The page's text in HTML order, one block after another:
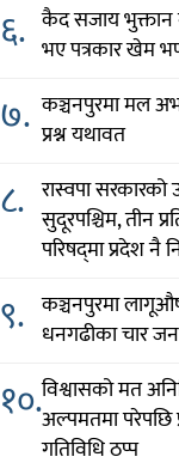
६. कैद सजाय
भए पत्रकार खेम
७. कञ्चनपुरमा मल
प्रश्न यथावत
८. रास्वपा सरकारको
सुदूरपश्चिम, तीन
परिषद्‌मा प्रदेश नै
९. कञ्चनपुरमा
धनगढीका चार
१०.विश्वासको मत
अल्पमतमा परेपछि
गतिविधि ठप्प